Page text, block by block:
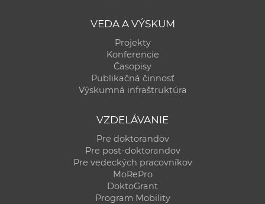
VEDA A VÝSKUM
Projekty
Konferencie
Časopisy
Publikačná činnosť
Výskumná infraštruktúra
VZDELÁVANIE
Pre doktorandov
Pre post-doktorandov
Pre vedeckých pracovníkov
MoRePro
DoktoGrant
Program Mobility